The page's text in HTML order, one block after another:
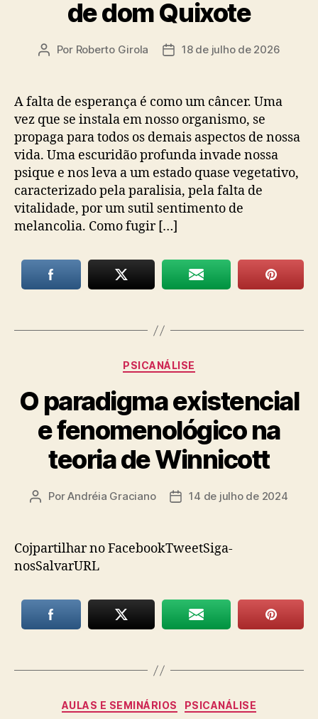
de dom Quixote
Autor
Por Roberto Girola
Data18 de julho de 2026
A falta de esperança é como um câncer. Uma
vez que se instala em nosso organismo, se
propaga para todos os demais aspectos de nossa
vida. Uma escuridão profunda invade nossa
psique e nos leva a um estado quase vegetativo,
caracterizado pela paralisia, pela falta de
vitalidade, por um sutil sentimento de
melancolia. Como fugir […]
Categorias
PSICANÁLISE
O paradigma existencial
e fenomenológico na
teoria de Winnicott
Autor
PorAndréia Graciano
Data14 de julho de 2024
Cojpartilhar no FacebookTweetSiga-
nosSalvarURL
Categorias
AULAS E SEMINÁRIOS PSICANÁLISE